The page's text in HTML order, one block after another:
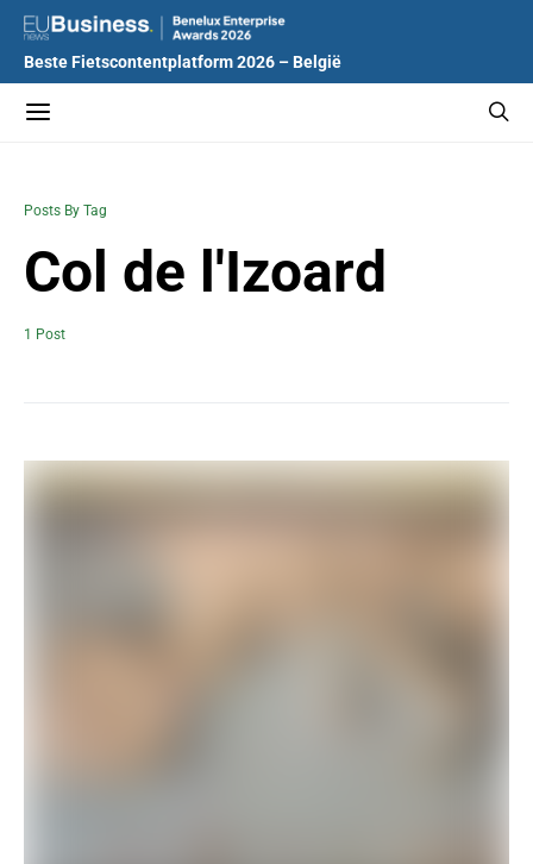
Beste Fietscontentplatform 2026 – België
Posts By Tag
Col de l'Izoard
1 Post